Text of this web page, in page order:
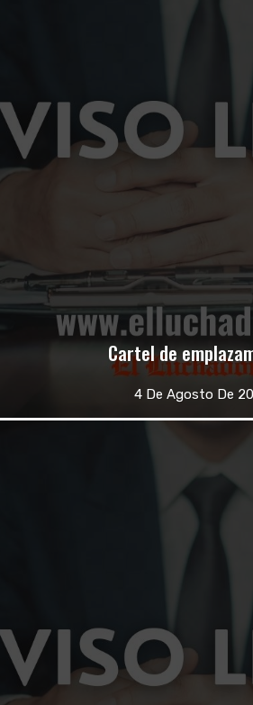
Cartel de
4 De Agosto De